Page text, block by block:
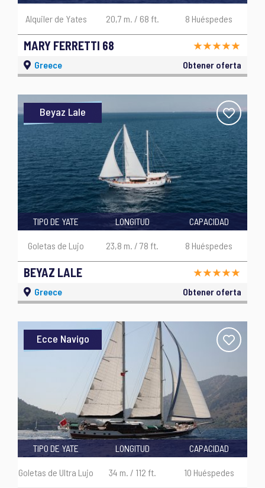
MARY FERRETTI 68
Alquiler de Yates 20,7 m. / 68 ft. 8 Huéspedes
Greece Obtener oferta
Beyaz Lale
BEYAZ LALE
TIPO DE YATE
Goletas de Lujo
LONGITUD
23,8 m. / 78 ft.
CAPACIDAD
8 Huéspedes
Greece Obtener oferta
Ecce Navigo
TIPO DE YATE
Goletas de Ultra Lujo
LONGITUD
34 m. / 112 ft.
CAPACIDAD
10 Huéspedes